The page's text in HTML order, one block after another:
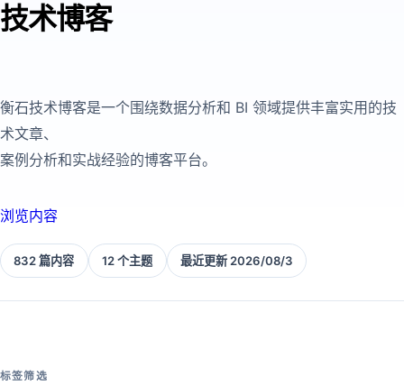
技术博客
衡石技术博客是一个围绕数据分析和 BI 领域提供丰富实用的技
术文章、
案例分析和实战经验的博客平台。
浏览内容
832 篇内容 12 个主题 最近更新 2026/08/3
标签筛选